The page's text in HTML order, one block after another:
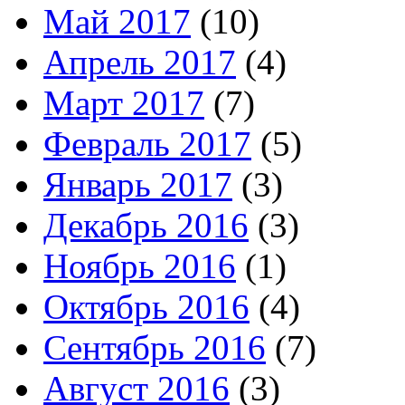
Май 2017 (10)
Апрель 2017 (4)
Март 2017 (7)
Февраль 2017 (5)
Январь 2017 (3)
Декабрь 2016 (3)
Ноябрь 2016 (1)
Октябрь 2016 (4)
Сентябрь 2016 (7)
Август 2016 (3)